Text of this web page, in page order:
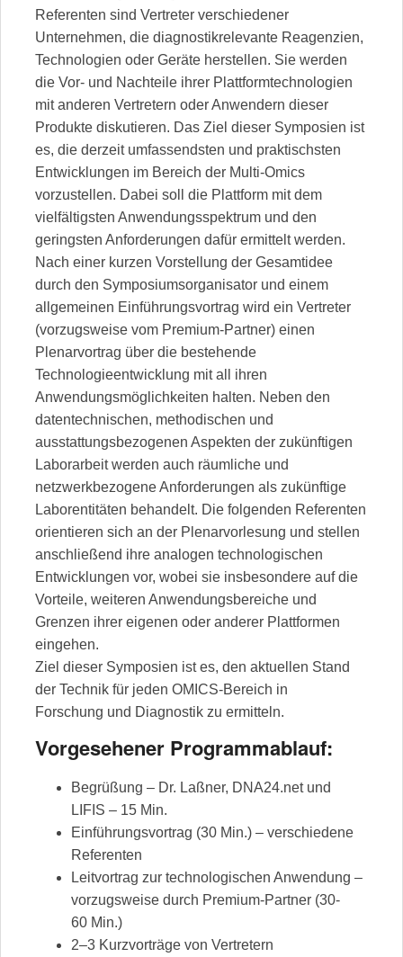
Referenten sind Vertreter verschiedener
Unternehmen, die diagnostikrelevante Reagenzien,
Technologien oder Geräte herstellen. Sie werden
die Vor- und Nachteile ihrer Plattformtechnologien
mit anderen Vertretern oder Anwendern dieser
Produkte diskutieren. Das Ziel dieser Symposien ist
es, die derzeit umfassendsten und praktischsten
Entwicklungen im Bereich der Multi-Omics
vorzustellen. Dabei soll die Plattform mit dem
vielfältigsten Anwendungsspektrum und den
geringsten Anforderungen dafür ermittelt werden.
Nach einer kurzen Vorstellung der Gesamtidee
durch den Symposiumsorganisator und einem
allgemeinen Einführungsvortrag wird ein Vertreter
(vorzugsweise vom Premium-Partner) einen
Plenarvortrag über die bestehende
Technologieentwicklung mit all ihren
Anwendungsmöglichkeiten halten. Neben den
datentechnischen, methodischen und
ausstattungsbezogenen Aspekten der zukünftigen
Laborarbeit werden auch räumliche und
netzwerkbezogene Anforderungen als zukünftige
Laborentitäten behandelt. Die folgenden Referenten
orientieren sich an der Plenarvorlesung und stellen
anschließend ihre analogen technologischen
Entwicklungen vor, wobei sie insbesondere auf die
Vorteile, weiteren Anwendungsbereiche und
Grenzen ihrer eigenen oder anderer Plattformen
eingehen.
Ziel dieser Symposien ist es, den aktuellen Stand
der Technik für jeden OMICS-Bereich in
Forschung und Diagnostik zu ermitteln.
Vorgesehener Programmablauf:
Begrüßung – Dr. Laßner, DNA24.net und
LIFIS – 15 Min.
Einführungsvortrag (30 Min.) – verschiedene
Referenten
Leitvortrag zur technologischen Anwendung –
vorzugsweise durch Premium-Partner (30-
60 Min.)
2–3 Kurzvorträge von Vertretern